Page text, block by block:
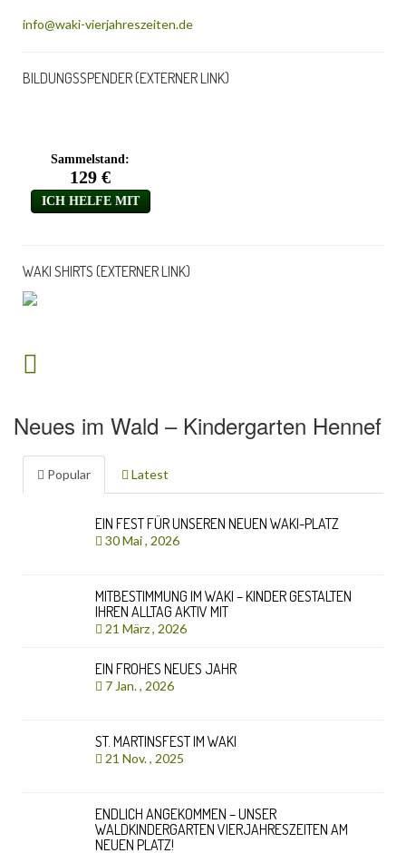
info@waki-vierjahreszeiten.de
BILDUNGSSPENDER (EXTERNER LINK)
WAKI SHIRTS (EXTERNER LINK)
Neues im Wald – Kindergarten Hennef
Popular Latest
EIN FEST FÜR UNSEREN NEUEN WAKI-PLATZ
30 Mai , 2026
MITBESTIMMUNG IM WAKI – KINDER GESTALTEN
IHREN ALLTAG AKTIV MIT
21 März , 2026
EIN FROHES NEUES JAHR
7 Jan. , 2026
ST. MARTINSFEST IM WAKI
21 Nov. , 2025
ENDLICH ANGEKOMMEN – UNSER
WALDKINDERGARTEN VIERJAHRESZEITEN AM
NEUEN PLATZ!